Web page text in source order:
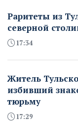
Раритеты из
северной
17:34
Житель
избивший
тюрьму
17:29